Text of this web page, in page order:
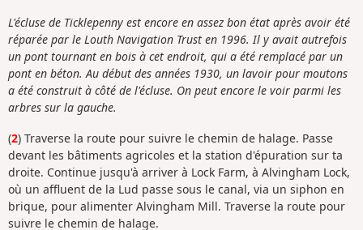
L'écluse de Ticklepenny est encore en assez bon état après avoir été
réparée par le Louth Navigation Trust en 1996. Il y avait autrefois
un pont tournant en bois à cet endroit, qui a été remplacé par un
pont en béton. Au début des années 1930, un lavoir pour moutons
a été construit à côté de l'écluse. On peut encore le voir parmi les
arbres sur la gauche.
(2) Traverse la route pour suivre le chemin de halage. Passe
devant les bâtiments agricoles et la station d'épuration sur ta
droite. Continue jusqu'à arriver à Lock Farm, à Alvingham Lock,
où un affluent de la Lud passe sous le canal, via un siphon en
brique, pour alimenter Alvingham Mill. Traverse la route pour
suivre le chemin de halage.